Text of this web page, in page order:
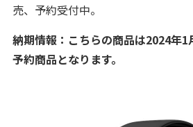
売、予約受付中。
納期情報：こちらの商品は2024年
予約商品となります。